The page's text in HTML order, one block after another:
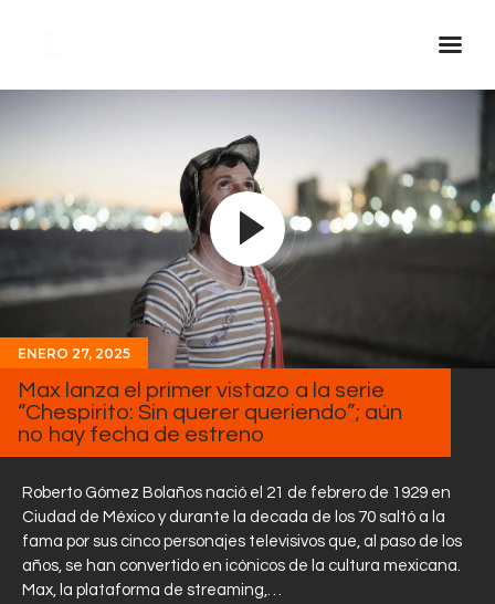
Inicio Real FM
Streaming
En Vivo
Descarga La APP
Programas
Noticias
Equipo
Sobre Nosotros
Contactos
ENERO 27, 2025
Max lanza el primer vistazo a la serie
“Chespirito: Sin querer queriendo”; aún
no hay fecha de estreno
Roberto Gómez Bolaños nació el 21 de febrero de 1929 en
Ciudad de México y durante la decada de los 70 saltó a la
fama por sus cinco personajes televisivos que, al paso de los
años, se han convertido en icónicos de la cultura mexicana.
Max, la plataforma de streaming,…